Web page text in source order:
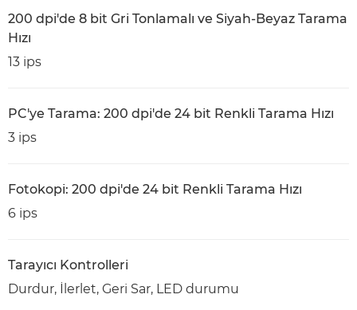
200 dpi'de 8 bit Gri Tonlamalı ve Siyah-Beyaz Tarama
Hızı
13 ips
PC'ye Tarama: 200 dpi'de 24 bit Renkli Tarama Hızı
3 ips
Fotokopi: 200 dpi'de 24 bit Renkli Tarama Hızı
6 ips
Tarayıcı Kontrolleri
Durdur, İlerlet, Geri Sar, LED durumu